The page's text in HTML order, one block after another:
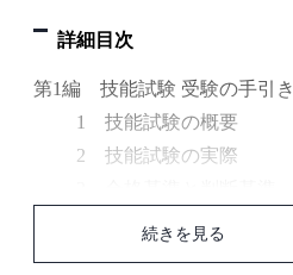
詳細目次
第1編 技能試験 受験の手引き
1 技能試験の概要
2 技能試験の実際
4 合格するためには
続きを見る